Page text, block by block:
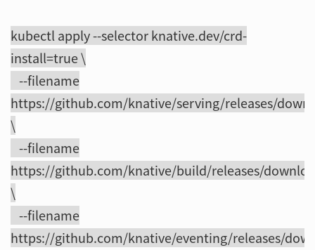
kubectl apply --selector knative.dev/crd-
install=true \
--filename
https://github.com/knative/serving/releases/
\
--filename
https://github.com/knative/build/releases/
\
--filename
https://github.com/knative/eventing/releases/